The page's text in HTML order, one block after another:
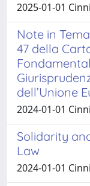
2025-01-01
Note in
47 della
dell’Unione
2024-01-01
Solidarity
Law
2024-01-01